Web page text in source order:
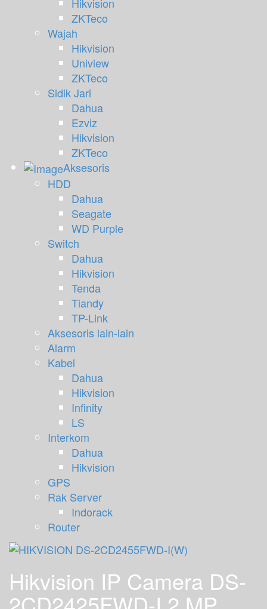
ZKTeco
Wajah
Hikvision
Uniview
ZKTeco
Sidik Jari
Dahua
Ezviz
Hikvision
ZKTeco
Aksesoris
HDD
Dahua
Seagate
WD Purple
Switch
Dahua
Hikvision
Tenda
Tiandy
TP-Link
Aksesoris lain-lain
Alarm
Kabel
Dahua
Hikvision
Infinity
LS
Interkom
Dahua
Hikvision
GPS
Rak Server
Indorack
Router
Hikvision IP Camera DS-